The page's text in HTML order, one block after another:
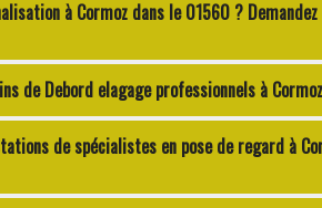
à Cormoz dans le 01560 ?
de Debord elagage professionnels à
de spécialistes en pose de regard à